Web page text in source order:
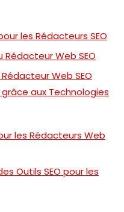
les Rédacteurs SEO
Rédacteur Web SEO
Web SEO
aux Technologies
les Rédacteurs Web
Outils SEO pour les